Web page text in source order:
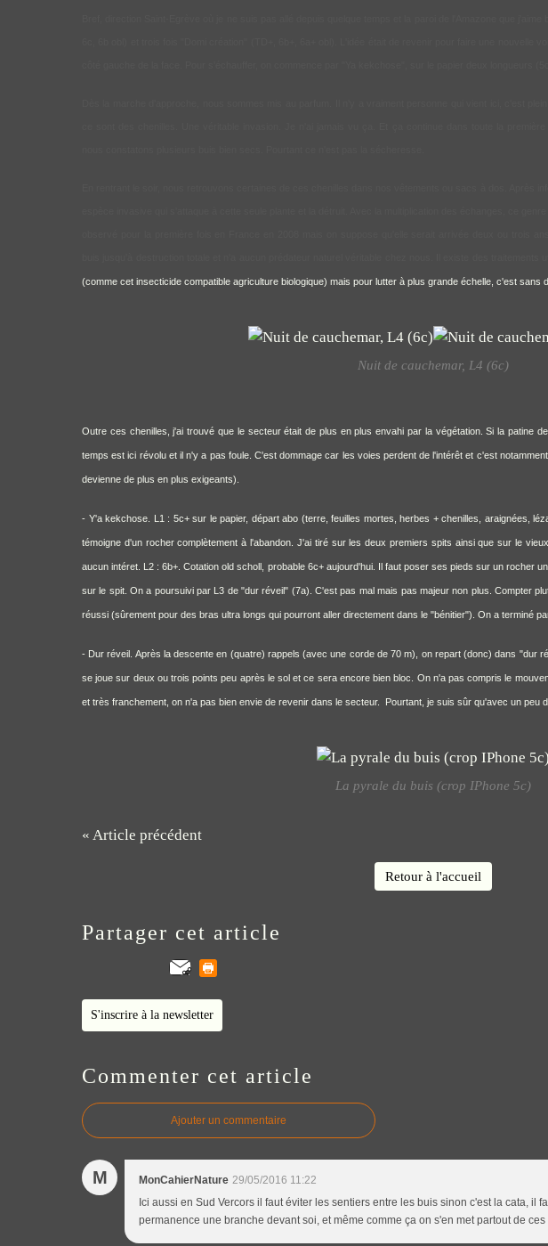
(comme cet insecticide compatible agriculture biologique) mais pour lutter à plus grande échelle, c'est sans
Nuit de cauchemar, L4 (6c)
Outre ces chenilles, j'ai trouvé que le secteur était de plus en plus envahi par la végétation. Si la patine
temps est ici révolu et il n'y a pas foule. C'est dommage car les voies perdent de l'intérêt et c'est
devienne de plus en plus exigeants).
- Y'a kekchose. L1 : 5c+ sur le papier, départ abo (terre, feuilles mortes, herbes + chenilles, araignées,
témoigne d'un rocher complètement à l'abandon. J'ai tiré sur les deux premiers spits ainsi que sur le
aucun intéret. L2 : 6b+. Cotation old scholl, probable 6c+ aujourd'hui. Il faut poser ses pieds sur un rocher
sur le spit. On a poursuivi par L3 de "dur réveil" (7a). C'est pas mal mais pas majeur non plus. Compter
réussi (sûrement pour des bras ultra longs qui pourront aller directement dans le "bénitier"). On a terminé
- Dur réveil. Après la descente en (quatre) rappels (avec une corde de 70 m), on repart (donc) dans "dur
se joue sur deux ou trois points peu après le sol et ce sera encore bien bloc. On n'a pas compris le
et très franchement, on n'a pas bien envie de revenir dans le secteur. Pourtant, je suis sûr qu'avec un peu
La pyrale du buis (crop IPhone 5c)
« Article précédent
Retour à l'accueil
Partager cet article
S'inscrire à la newsletter
Commenter cet article
Ajouter un commentaire
M MonCahierNature 29/05/2016 11:22
Ici aussi en Sud Vercors il faut éviter les sentiers entre les buis sinon c'est la cata, il
permanence une branche devant soi, et même comme ça on s'en met partout de